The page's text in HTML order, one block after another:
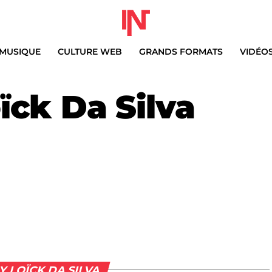
CULTURE WEB GRANDS FORMATS
Da Silva